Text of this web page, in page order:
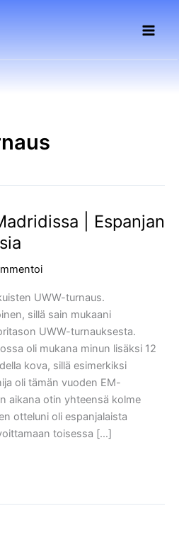
| Espanjan
UWW-turnaus.
sillä sain mukaani
UWW-turnauksesta.
oli mukana minun lisäksi 12
kova, sillä esimerkiksi
oli tämän vuoden EM-
aikana otin yhteensä kolme
otteluni oli espanjalaista
toisessa […]